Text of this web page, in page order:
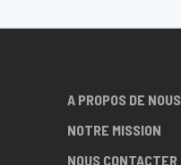
A PROPOS DE NOUS
NOTRE MISSION
NOUS CONTACTER